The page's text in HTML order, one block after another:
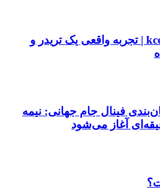
بونوس صرافی kcex | تجربه واقعی یک تریدر و
فینال جام جهانی: نیمه